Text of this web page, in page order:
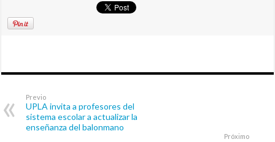
Previo
UPLA invita a profesores del
sistema escolar a actualizar la
enseñanza del balonmano
Próximo